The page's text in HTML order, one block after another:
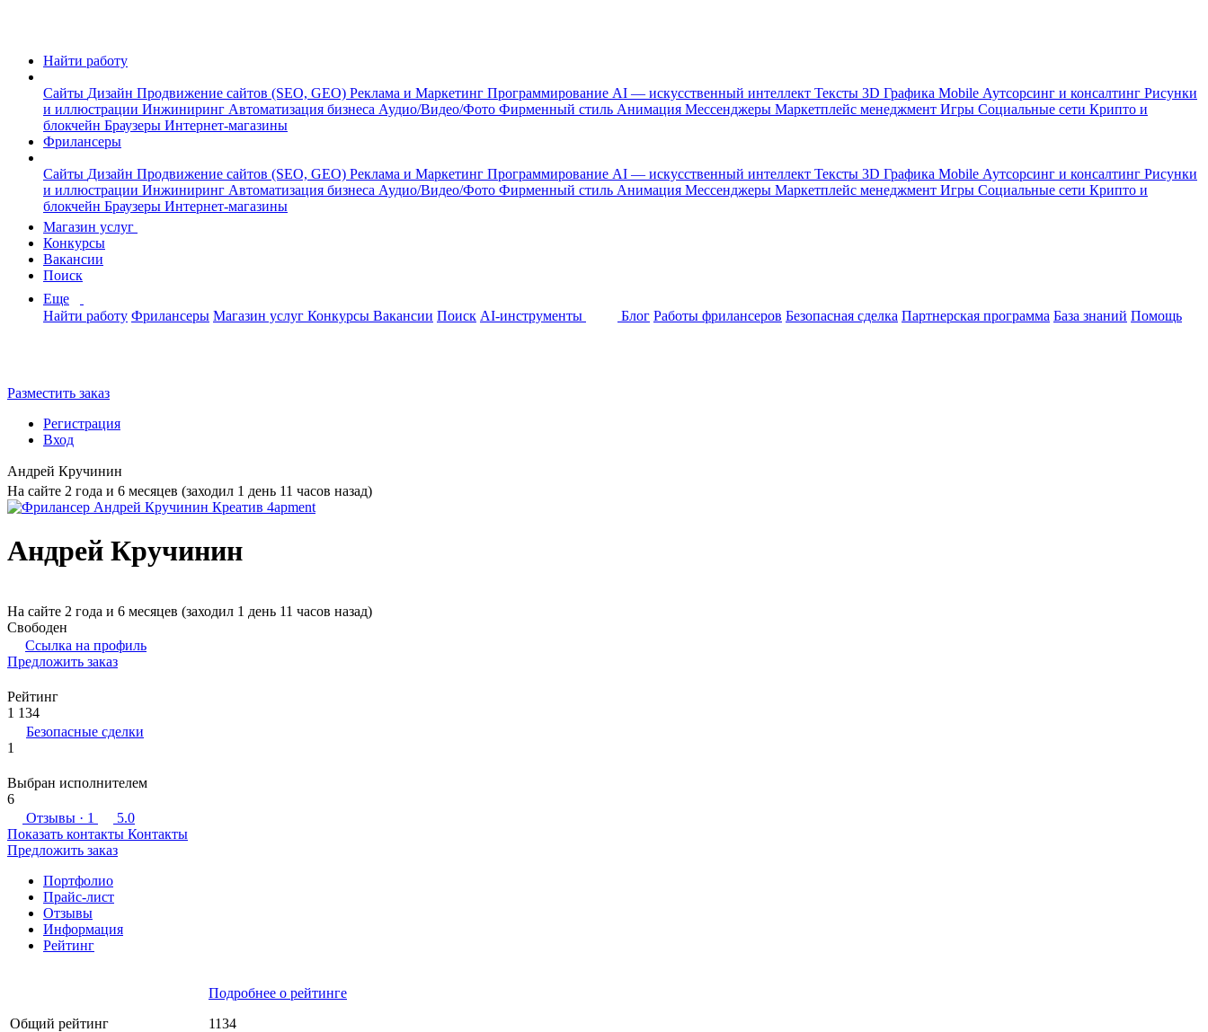
Найти работу
Сайты Дизайн Продвижение сайтов (SEO, GEO) Реклама и Маркетинг Программирование AI — искусственный интеллект Тексты 3D Графика Mobile Аутсорсинг и консалтинг Рисунки
и иллюстрации Инжиниринг Автоматизация бизнеса Аудио/Видео/Фото Фирменный стиль Анимация Мессенджеры Маркетплейс менеджмент Игры Социальные сети Крипто и
блокчейн Браузеры Интернет-магазины
Фрилансеры
Сайты Дизайн Продвижение сайтов (SEO, GEO) Реклама и Маркетинг Программирование AI — искусственный интеллект Тексты 3D Графика Mobile Аутсорсинг и консалтинг Рисунки
и иллюстрации Инжиниринг Автоматизация бизнеса Аудио/Видео/Фото Фирменный стиль Анимация Мессенджеры Маркетплейс менеджмент Игры Социальные сети Крипто и
блокчейн Браузеры Интернет-магазины
Магазин услуг
Конкурсы
Вакансии
Поиск
Еще
Найти работу Фрилансеры Магазин услуг Конкурсы Вакансии Поиск AI-инструменты Блог Работы фрилансеров Безопасная сделка Партнерская программа База знаний Помощь
Разместить заказ
Регистрация
Вход
Андрей Кручинин
На сайте 2 года и 6 месяцев (заходил 1 день 11 часов назад)
Андрей Кручинин
На сайте 2 года и 6 месяцев (заходил 1 день 11 часов назад)
Свободен
Ссылка на профиль
Предложить заказ
Рейтинг
1 134
Безопасные сделки
1
Выбран исполнителем
6
Отзывы · 1
5.0
Показать контакты Контакты
Предложить заказ
Портфолио
Прайс-лист
Отзывы
Информация
Рейтинг
Общий рейтинг
Подробнее о рейтинге
1134